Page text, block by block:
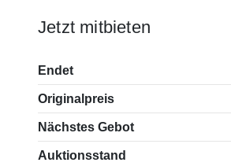
Jetzt mitbieten
Endet
Originalpreis
Nächstes Gebot
Auktionsstand